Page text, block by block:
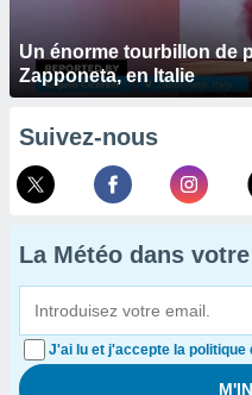
Un énorme tourbillon de
Zapponeta, en Italie
Suivez-nous
La Météo dans
J'ai lu et j'accepte la politique